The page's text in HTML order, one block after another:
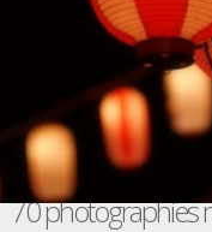
70 photographies